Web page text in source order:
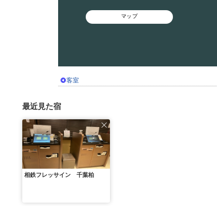
マップ
客室
最近見た宿
相鉄フレッサイン 千葉柏